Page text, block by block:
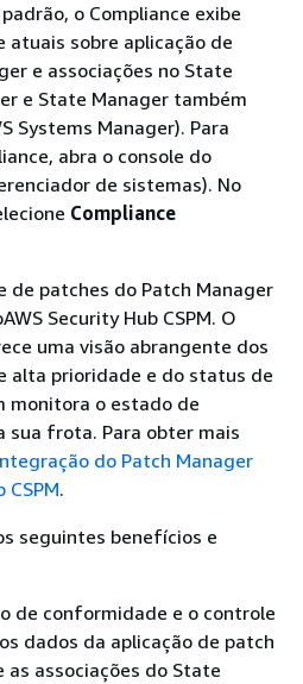
o Compliance exibe
sobre aplicação de
e associações no State
e State Manager também
Systems Manager). Para
abra o console do
de sistemas). No
Compliance
de patches do Patch Manager
Security Hub CSPM. O
uma visão abrangente dos
alta prioridade e do status de
monitora o estado de
sua frota. Para obter mais
do Patch Manager
CSPM.
seguintes benefícios e
de conformidade e o controle
dados da aplicação de patch
as associações do State